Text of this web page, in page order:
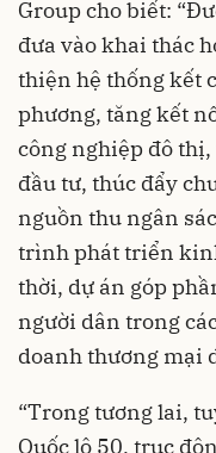
Group cho biết:
đưa vào khai thác
thiện hệ thống kết
phương, tăng kết
công nghiệp đô
đầu tư, thúc đẩy
nguồn thu ngân
trình phát triển
thời, dự án góp
người dân trong
doanh thương mại
“Trong tương lai,
Quốc lộ 50, trục